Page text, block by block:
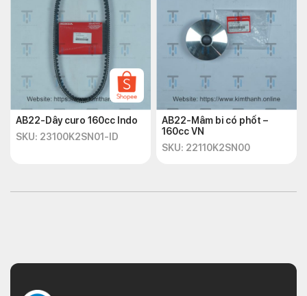
AB22-Dây curo 160cc Indo
SKU: 23100K2SN01-ID
AB22-Mâm bi có phốt –
160cc VN
SKU: 22110K2SN00